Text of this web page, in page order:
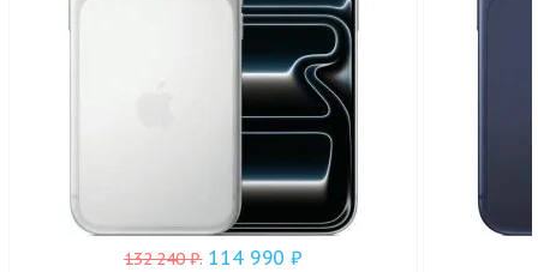
132 240₽. 114 990₽